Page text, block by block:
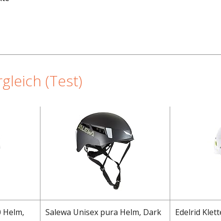
(Test)
Helm,
Salewa Unisex pura Helm, Dark
Edelrid